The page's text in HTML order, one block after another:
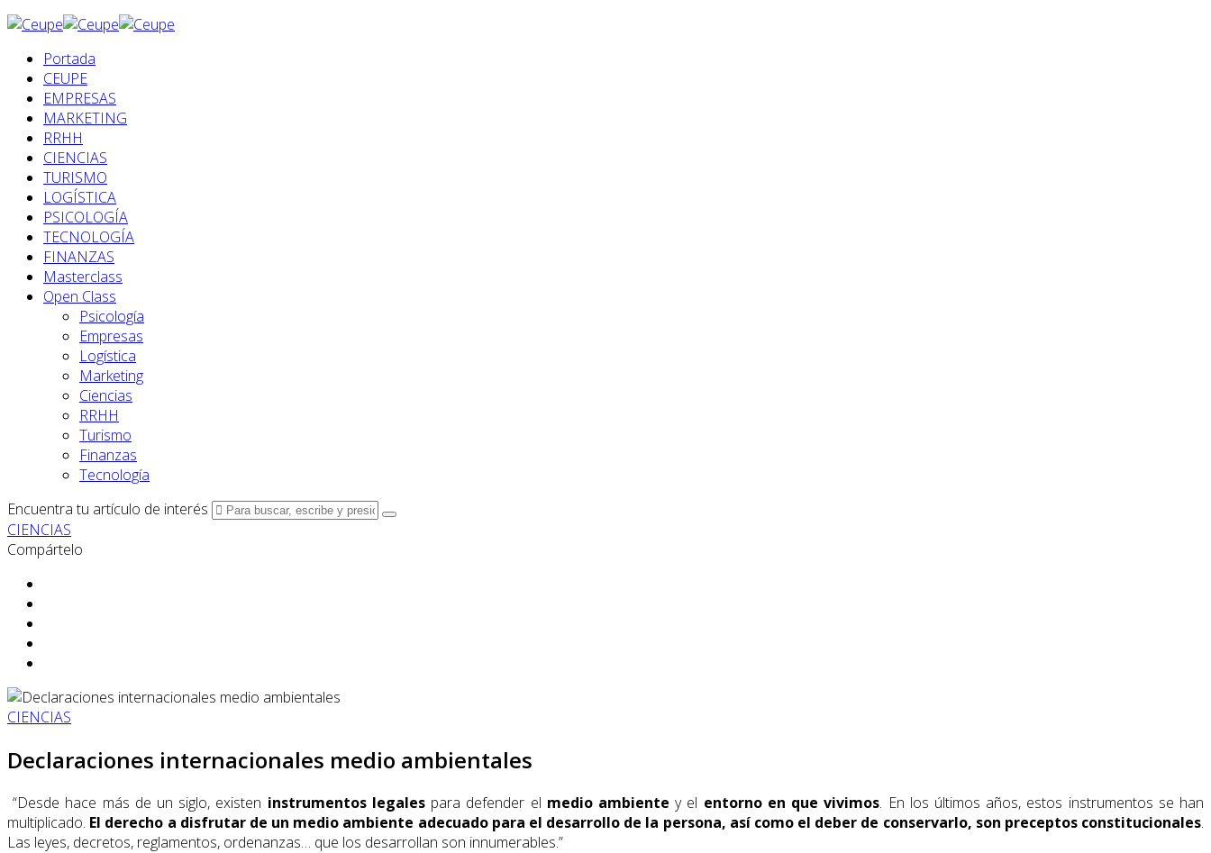
Portada
CEUPE
EMPRESAS
MARKETING
RRHH
CIENCIAS
TURISMO
LOGÍSTICA
PSICOLOGÍA
TECNOLOGÍA
FINANZAS
Masterclass
Open Class
Psicología
Empresas
Logística
Marketing
Ciencias
RRHH
Turismo
Finanzas
Tecnología
Encuentra tu artículo de interés
CIENCIAS
Compártelo
CIENCIAS
Declaraciones internacionales medio ambientales
“Desde hace más de un siglo, existen instrumentos legalespara defender el medio ambiente y el entorno en que vivimos. En los últimos años, estos instrumentos se han
multiplicado. El derecho a disfrutar de un medio ambiente adecuado para el desarrollo de la persona, así como el deber de conservarlo, son preceptos constitucionales.
Las leyes, decretos, reglamentos, ordenanzas… que los desarrollan son innumerables.”